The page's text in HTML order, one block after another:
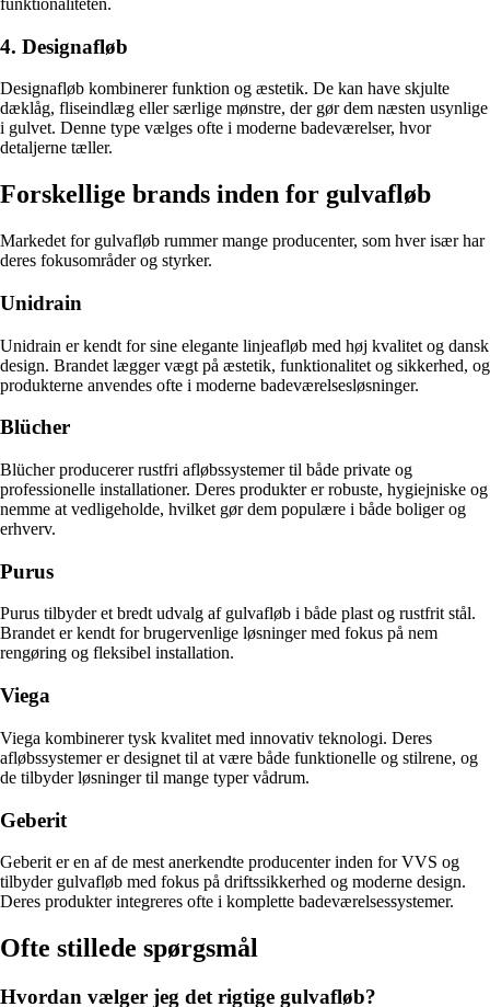
4. Designafløb
Designafløb kombinerer funktion og æstetik. De kan have skjulte
dæklåg, fliseindlæg eller særlige mønstre, der gør dem næsten usynlige
i gulvet. Denne type vælges ofte i moderne badeværelser, hvor
detaljerne tæller.
Forskellige brands inden for gulvafløb
Markedet for gulvafløb rummer mange producenter, som hver især har
deres fokusområder og styrker.
Unidrain
Unidrain er kendt for sine elegante linjeafløb med høj kvalitet og dansk
design. Brandet lægger vægt på æstetik, funktionalitet og sikkerhed, og
produkterne anvendes ofte i moderne badeværelsesløsninger.
Blücher
Blücher producerer rustfri afløbssystemer til både private og
professionelle installationer. Deres produkter er robuste, hygiejniske og
nemme at vedligeholde, hvilket gør dem populære i både boliger og
erhverv.
Purus
Purus tilbyder et bredt udvalg af gulvafløb i både plast og rustfrit stål.
Brandet er kendt for brugervenlige løsninger med fokus på nem
rengøring og fleksibel installation.
Viega
Viega kombinerer tysk kvalitet med innovativ teknologi. Deres
afløbssystemer er designet til at være både funktionelle og stilrene, og
de tilbyder løsninger til mange typer vådrum.
Geberit
Geberit er en af de mest anerkendte producenter inden for VVS og
tilbyder gulvafløb med fokus på driftssikkerhed og moderne design.
Deres produkter integreres ofte i komplette badeværelsessystemer.
Ofte stillede spørgsmål
Hvordan vælger jeg det rigtige gulvafløb?